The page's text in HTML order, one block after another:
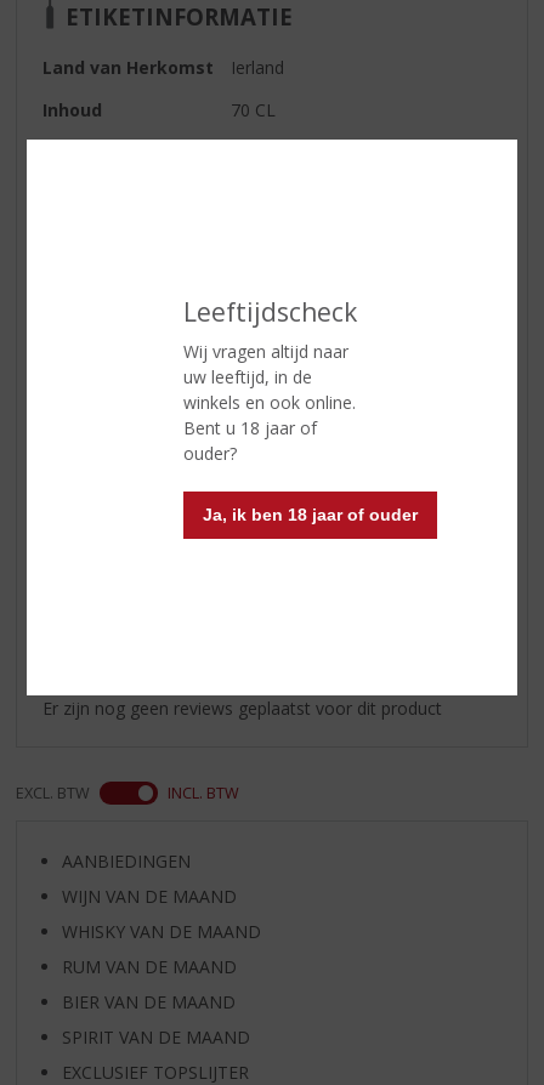
Leeftijdscheck
Wij vragen altijd naar
uw leeftijd, in de
winkels en ook online.
Bent u 18 jaar of
ouder?
Ja, ik ben 18 jaar of ouder
ETIKETINFORMATIE
Land van Herkomst
Ierland
Inhoud
70 CL
witte druiven, grapefruit en
citrusfruit.
Tonen van lychee, witte druiven,
witte peper, geroosterde perzik
en gebakken biscuit.
De afdronk is mooi droog met
hints van specerijen, geroosterde
amandelen en ahornsuiker.
Er zijn nog geen reviews geplaatst voor dit product
EXCL. BTW INCL. BTW
AANBIEDINGEN
WIJN VAN DE MAAND
WHISKY VAN DE MAAND
RUM VAN DE MAAND
BIER VAN DE MAAND
SPIRIT VAN DE MAAND
EXCLUSIEF TOPSLIJTER